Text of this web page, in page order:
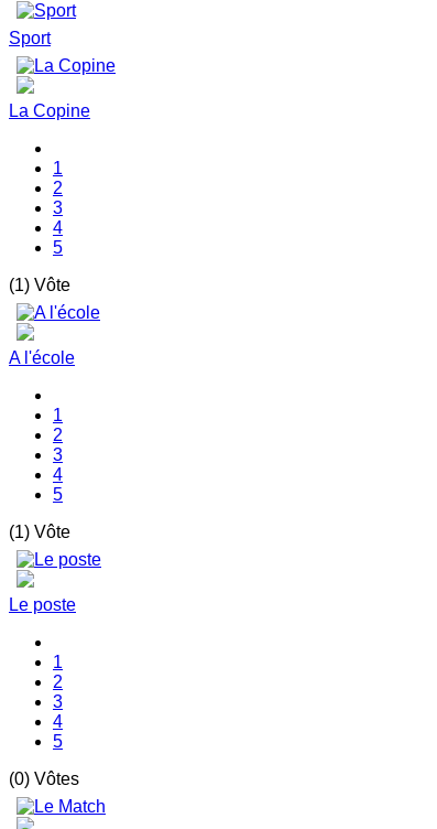
Sport
La Copine
1
2
3
4
5
(1) Vôte
A l'école
1
2
3
4
5
(1) Vôte
Le poste
1
2
3
4
5
(0) Vôtes